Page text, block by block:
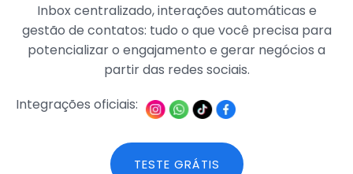
Inbox centralizado, interações automáticas e
gestão de contatos: tudo o que você precisa para
potencializar o engajamento e gerar negócios a
partir das redes sociais.
Integrações oficiais:
TESTE GRÁTIS